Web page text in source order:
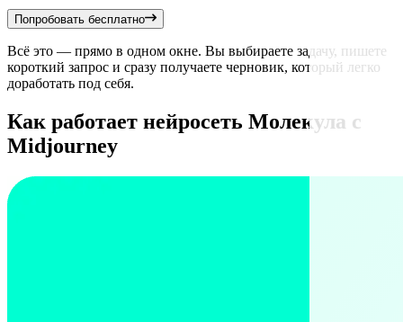
Попробовать бесплатно
Всё это — прямо в одном окне. Вы выбираете задачу, пишете
короткий запрос и сразу получаете черновик, который легко
доработать под себя.
Как работает нейросеть Молекула с
Midjourney